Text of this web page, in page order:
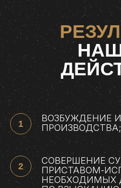
ВОЗБУЖДЕНИЕ
ПРОИЗВОДСТВА;
СОВЕРШЕНИЕ
ПРИСТАВОМ-
НЕОБХОДИМЫХ